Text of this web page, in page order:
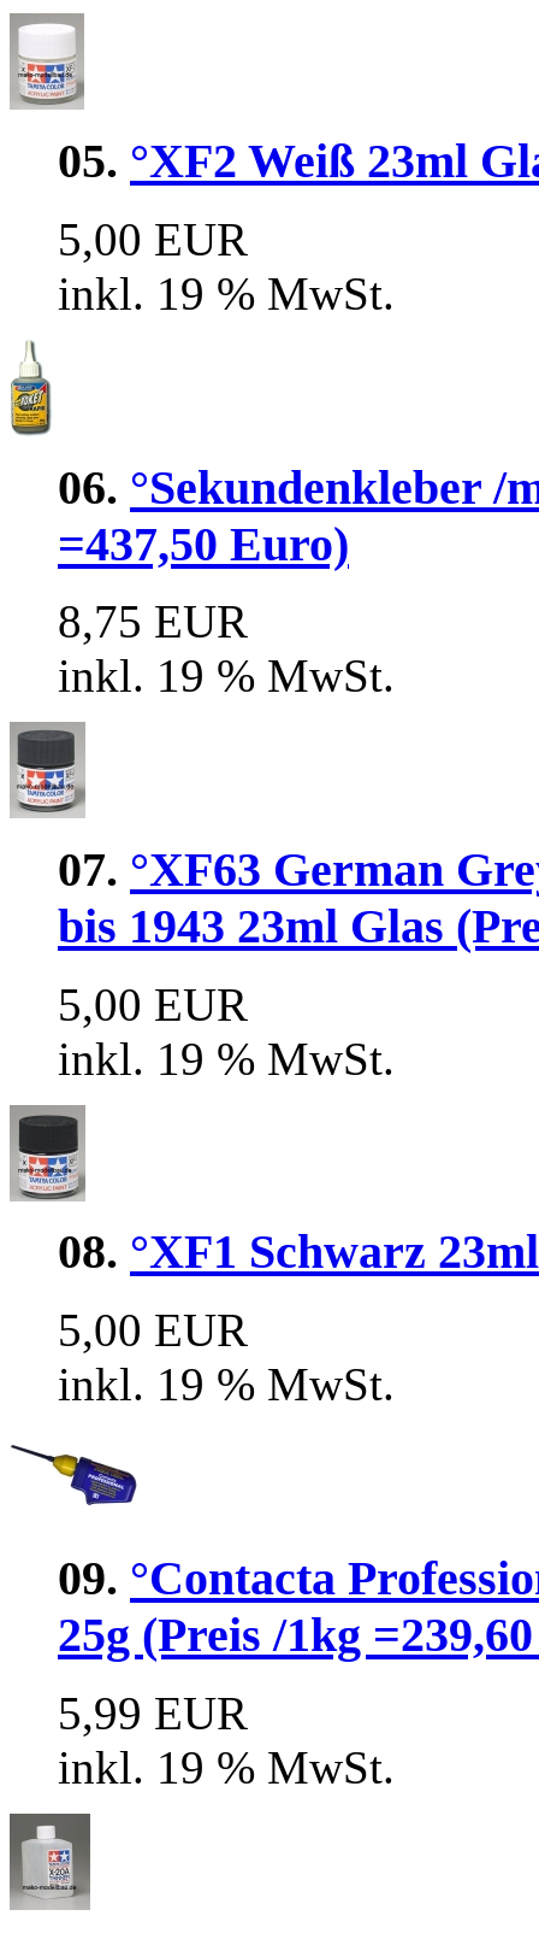
05. °XF2 Weiß 23ml
5,00 EUR
inkl. 19 % MwSt.
06. °Sekundenkleber /
=437,50 Euro)
8,75 EUR
inkl. 19 % MwSt.
07. °XF63 German
bis 1943 23ml Glas
5,00 EUR
inkl. 19 % MwSt.
08. °XF1 Schwarz
5,00 EUR
inkl. 19 % MwSt.
09. °Contacta
25g (Preis /1kg
5,99 EUR
inkl. 19 % MwSt.